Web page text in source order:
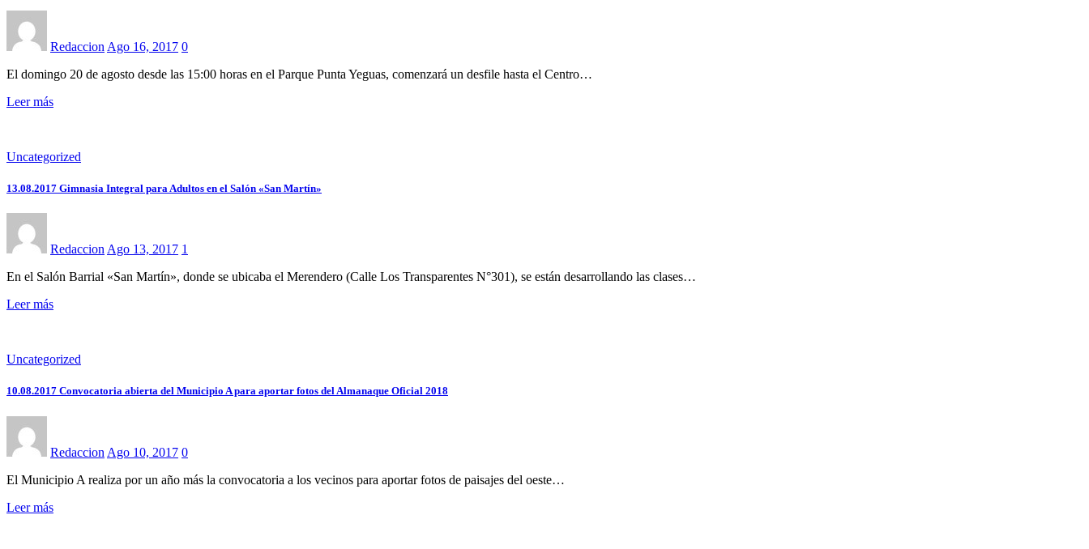
Redaccion Ago 16, 2017 0
El domingo 20 de agosto desde las 15:00 horas en el Parque Punta Yeguas, comenzará un desfile hasta el Centro…
Leer más
Uncategorized
13.08.2017 Gimnasia Integral para Adultos en el Salón «San Martín»
Redaccion Ago 13, 2017 1
En el Salón Barrial «San Martín», donde se ubicaba el Merendero (Calle Los Transparentes N°301), se están desarrollando las clases…
Leer más
Uncategorized
10.08.2017 Convocatoria abierta del Municipio A para aportar fotos del Almanaque Oficial 2018
Redaccion Ago 10, 2017 0
El Municipio A realiza por un año más la convocatoria a los vecinos para aportar fotos de paisajes del oeste…
Leer más